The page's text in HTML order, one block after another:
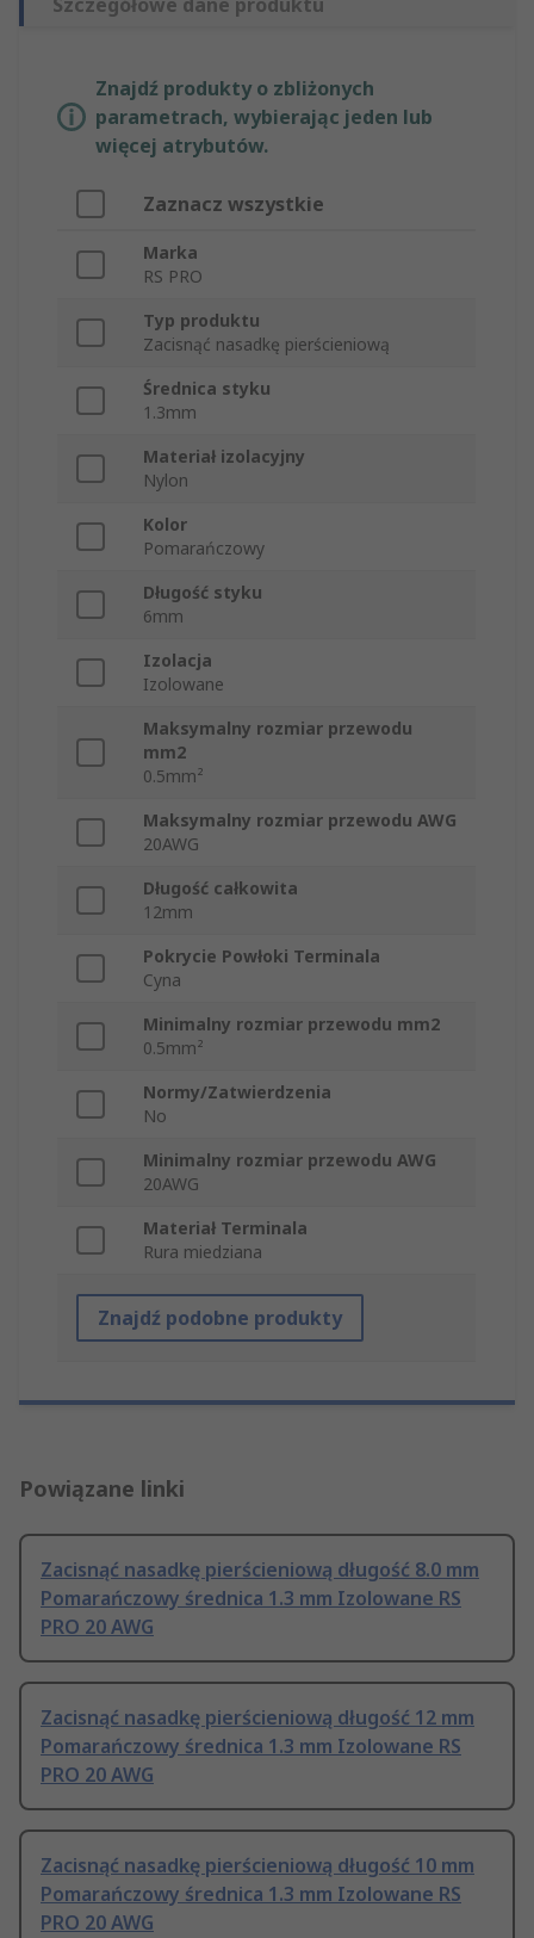
Szczegółowe dane produktu
Znajdź produkty o zbliżonych
parametrach, wybierając jeden lub
więcej atrybutów.
Zaznacz wszystkie
Marka
RS PRO
Typ produktu
Zacisnąć nasadkę pierścieniową
Średnica styku
1.3mm
Materiał izolacyjny
Nylon
Kolor
Pomarańczowy
Długość styku
6mm
Izolacja
Izolowane
Maksymalny rozmiar przewodu
mm2
0.5mm²
Maksymalny rozmiar przewodu AWG
20AWG
Długość całkowita
12mm
Pokrycie Powłoki Terminala
Cyna
Minimalny rozmiar przewodu mm2
0.5mm²
Normy/Zatwierdzenia
No
Minimalny rozmiar przewodu AWG
20AWG
Materiał Terminala
Rura miedziana
Znajdź podobne produkty
Powiązane linki
Zacisnąć nasadkę pierścieniową długość 8.0 mm
Pomarańczowy średnica 1.3 mm Izolowane RS
PRO 20 AWG
Zacisnąć nasadkę pierścieniową długość 12 mm
Pomarańczowy średnica 1.3 mm Izolowane RS
PRO 20 AWG
Zacisnąć nasadkę pierścieniową długość 10 mm
Pomarańczowy średnica 1.3 mm Izolowane RS
PRO 20 AWG